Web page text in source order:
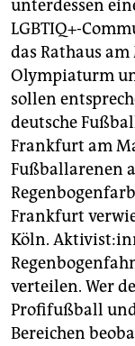
unterdessen
LGBTIQ+-
das Rathaus
Olympiaturm
sollen
deutsche
Frankfurt am
Fußballarenen
Frankfurt
Köln.
verteilen. Wer
Profifußball
Bereichen